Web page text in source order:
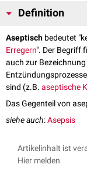
Definition
Aseptisch bedeutet
Erregern". Der Begriff
auch zur
sind (z.B. aseptische
Das Gegenteil von
siehe auch:Asepsis
Artikelinhalt ist
Hier melden